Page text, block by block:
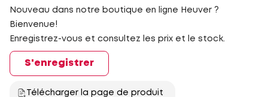
Nouveau dans notre boutique en ligne Heuver ?
Bienvenue!
Enregistrez-vous et consultez les prix et le stock.
S'enregistrer
Télécharger la page de produit